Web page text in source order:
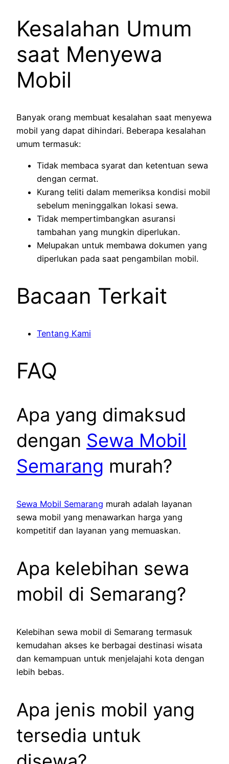
Kesalahan Umum
saat Menyewa
Mobil
Banyak orang membuat kesalahan saat menyewa
mobil yang dapat dihindari. Beberapa kesalahan
umum termasuk:
Tidak membaca syarat dan ketentuan sewa
dengan cermat.
Kurang teliti dalam memeriksa kondisi mobil
sebelum meninggalkan lokasi sewa.
Tidak mempertimbangkan asuransi
tambahan yang mungkin diperlukan.
Melupakan untuk membawa dokumen yang
diperlukan pada saat pengambilan mobil.
Bacaan Terkait
Tentang Kami
FAQ
Apa yang dimaksud
dengan Sewa Mobil
Semarang murah?
Sewa Mobil Semarang murah adalah layanan
sewa mobil yang menawarkan harga yang
kompetitif dan layanan yang memuaskan.
Apa kelebihan sewa
mobil di Semarang?
Kelebihan sewa mobil di Semarang termasuk
kemudahan akses ke berbagai destinasi wisata
dan kemampuan untuk menjelajahi kota dengan
lebih bebas.
Apa jenis mobil yang
tersedia untuk